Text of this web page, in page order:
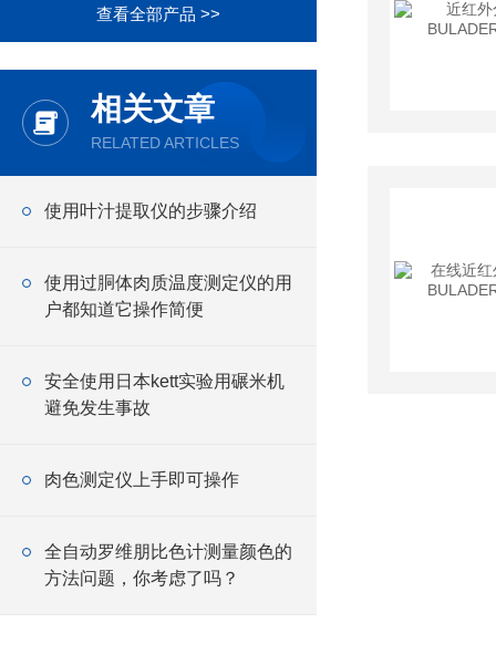
查看全部产品 >>
相关文章
RELATED ARTICLES
使用叶汁提取仪的步骤介绍
使用过胴体肉质温度测定仪的用
户都知道它操作简便
安全使用日本kett实验用碾米机
避免发生事故
肉色测定仪上手即可操作
全自动罗维朋比色计测量颜色的
方法问题，你考虑了吗？